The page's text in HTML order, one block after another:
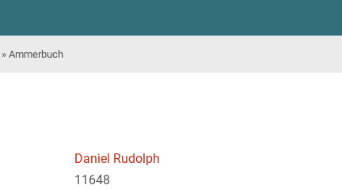
» Ammerbuch
Daniel Rudolph
11648